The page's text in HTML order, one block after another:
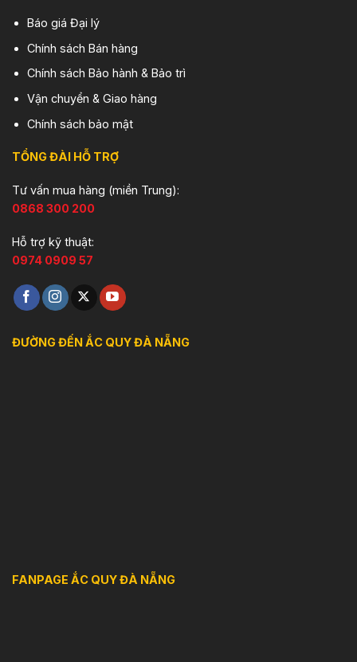
Báo giá Đại lý
Chính sách Bán hàng
Chính sách Bảo hành & Bảo trì
Vận chuyển & Giao hàng
Chính sách bảo mật
TỔNG ĐÀI HỖ TRỢ
Tư vấn mua hàng (miền Trung):
0868 300 200
Hỗ trợ kỹ thuật:
0974 0909 57
ĐƯỜNG ĐẾN ẮC QUY ĐÀ NẴNG
FANPAGE ẮC QUY ĐÀ NẴNG